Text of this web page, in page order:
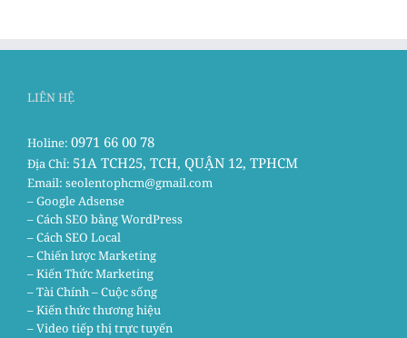
LIÊN HỆ
Holine: 0971 66 00 78
Địa Chỉ: 51A TCH25, TCH, QUẬN 12, TPHCM
Email: seolentophcm@gmail.com
– Google Adsense
– Cách SEO bằng WordPress
– Cách SEO Local
– Chiến lược Marketing
– Kiến Thức Marketing
– Tài Chính – Cuộc sống
– Kiến thức thương hiệu
– Video tiếp thị trực tuyến